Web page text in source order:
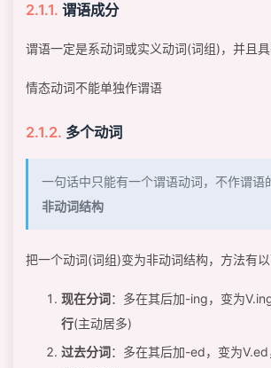
谓语成分
谓语一定是系动词或实义动词(词组)，并且
情态动词不能单独作谓语
多个动词
一句话中只能有一个谓语动词，不作谓语
非动词结构
把一个动词(词组)变为非动词结构，方法有以
现在分词：多在其后加-ing，变为
行(主动居多)
过去分词：多在其后加-ed，变为